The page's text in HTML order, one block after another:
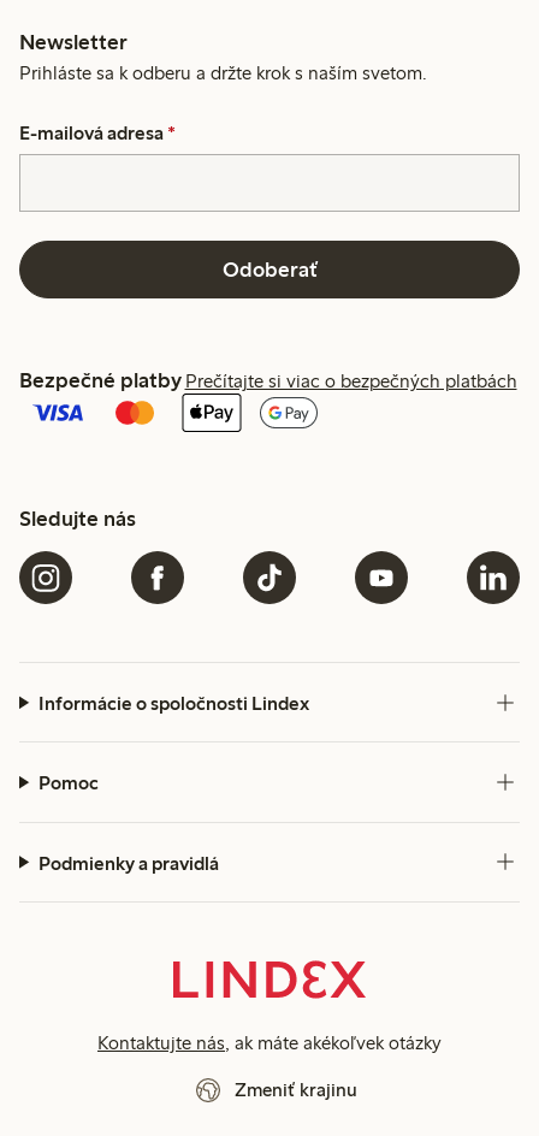
Newsletter
Prihláste sa k odberu a držte krok s naším svetom.
E-mailová adresa *
Odoberať
Bezpečné platby Prečítajte si viac o bezpečných platbách
Sledujte nás
Informácie o spoločnosti Lindex
Pomoc
Podmienky a pravidlá
Kontaktujte nás, ak máte akékoľvek otázky
Zmeniť krajinu